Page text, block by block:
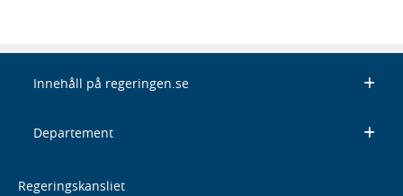
Innehåll på regeringen.se
Departement
Regeringskansliet